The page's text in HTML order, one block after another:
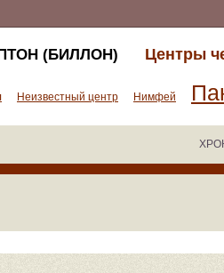
(БИЛЛОН) Центры
Неизвестный центр Нимфей